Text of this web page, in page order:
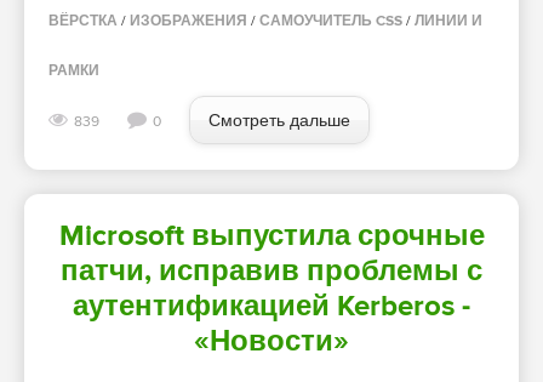
ВЁРСТКА / ИЗОБРАЖЕНИЯ / САМОУЧИТЕЛЬ CSS / ЛИНИИ И
РАМКИ
839 0 Смотреть дальше
Microsoft выпустила срочные
патчи, исправив проблемы с
аутентификацией Kerberos -
«Новости»